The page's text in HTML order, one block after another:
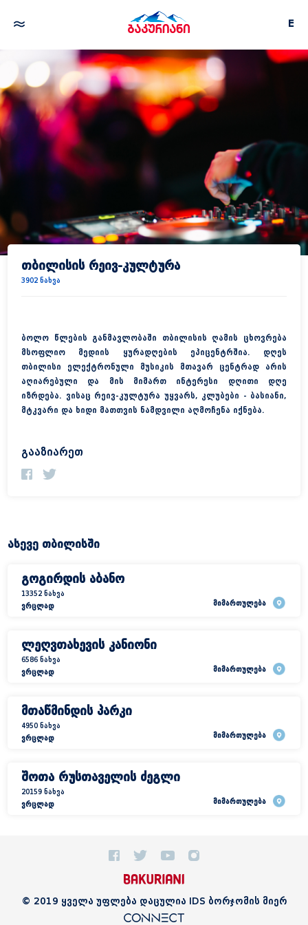
E
მთავარი
© 2019 ყველა უფლება დაცულია IDS ბორჯომის მიერ
თბილისის რეივ-კულტურა
3902 ნახვა
ბოლო წლების განმავლობაში თბილისის ღამის ცხოვრება
მსოფლიო მედიის ყურადღების ეპიცენტრშია. დღეს
თბილისი ელექტრონული მუსიკის მთავარ ცენტრად არის
აღიარებული და მის მიმართ ინტერესი დღითი დღე
იზრდება. ვისაც რეივ-კულტურა უყვარს, კლუბები - ბასიანი,
მტკვარი და ხიდი მათთვის ნამდვილი აღმოჩენა იქნება.
გააზიარეთ
ასევე თბილისში
გოგირდის აბანო
13352 ნახვა
ვრცლად
მიმართულება
ლეღვთახევის კანიონი
6586 ნახვა
ვრცლად
მიმართულება
მთაწმინდის პარკი
4950 ნახვა
ვრცლად
მიმართულება
შოთა რუსთაველის ძეგლი
20159 ნახვა
ვრცლად
მიმართულება
© 2019 ყველა უფლება დაცულია IDS ბორჯომის მიერ